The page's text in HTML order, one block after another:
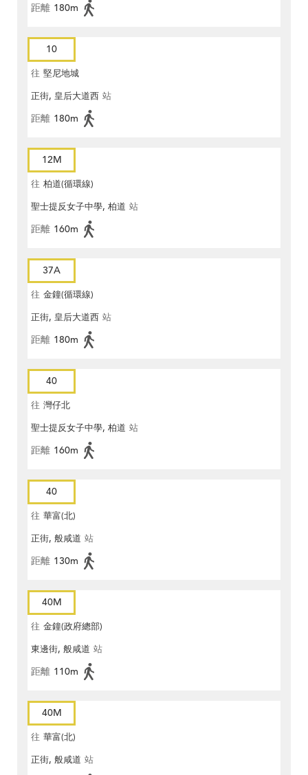
距離 180m
10
往 堅尼地城
正街, 皇后大道西 站
距離 180m
12M
往 柏道(循環線)
聖士提反女子中學, 柏道 站
距離 160m
37A
往 金鐘(循環線)
正街, 皇后大道西 站
距離 180m
40
往 灣仔北
聖士提反女子中學, 柏道 站
距離 160m
40
往 華富(北)
正街, 般咸道 站
距離 130m
40M
往 金鐘(政府總部)
東邊街, 般咸道 站
距離 110m
40M
往 華富(北)
正街, 般咸道 站